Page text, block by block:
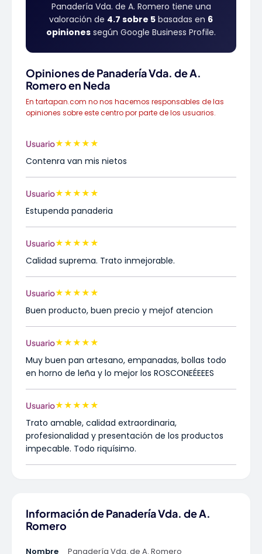
Panadería Vda. de A. Romero tiene una
valoración de 4.7 sobre 5 basadas en 6
opiniones según Google Business Profile.
Opiniones de Panadería Vda. de A.
Romero en Neda
En tartapan.com no nos hacemos responsables de las
opiniones sobre este centro por parte de los usuarios.
Usuario★★★★★
Contenra van mis nietos
Usuario★★★★★
Estupenda panaderia
Usuario★★★★★
Calidad suprema. Trato inmejorable.
Usuario★★★★★
Buen producto, buen precio y mejof atencion
Usuario★★★★★
Muy buen pan artesano, empanadas, bollas todo
en horno de leña y lo mejor los ROSCONEÉEEES
Usuario★★★★★
Trato amable, calidad extraordinaria,
profesionalidad y presentación de los productos
impecable. Todo riquísimo.
Información de Panadería Vda. de A.
Romero
Nombre Panadería Vda. de A. Romero